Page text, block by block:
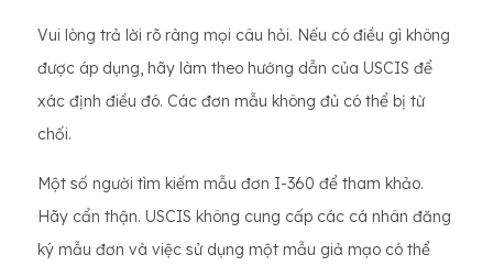
Vui lòng trả lời rõ ràng mọi câu hỏi. Nếu có điều gì không
được áp dụng, hãy làm theo hướng dẫn của USCIS để
xác định điều đó. Các đơn mẫu không đủ có thể bị từ
chối.
Một số người tìm kiếm mẫu đơn I-360 để tham khảo.
Hãy cẩn thận. USCIS không cung cấp các cá nhân đăng
ký mẫu đơn và việc sử dụng một mẫu giả mạo có thể